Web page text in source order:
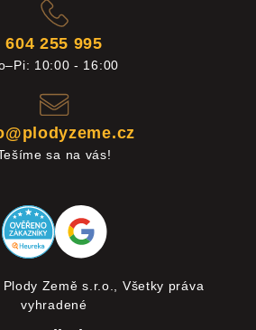
604 255 995
10:00 - 16:00
sa na vás!
Země s.r.o., Všetky práva
vyhradené